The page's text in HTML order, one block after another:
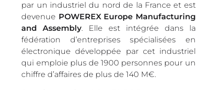
par un industriel du nord de la France et est
devenue POWEREX Europe Manufacturing
and Assembly. Elle est intégrée dans la
fédération d’entreprises spécialisées en
électronique développée par cet industriel
qui emploie plus de 1900 personnes pour un
chiffre d’affaires de plus de 140 M€.